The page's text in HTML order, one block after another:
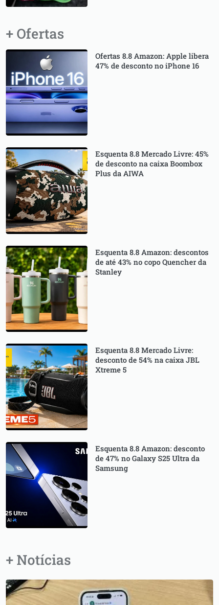
+ Ofertas
Ofertas 8.8 Amazon: Apple libera
47% de desconto no iPhone 16
Esquenta 8.8 Mercado Livre: 45%
de desconto na caixa Boombox
Plus da AIWA
Esquenta 8.8 Amazon: descontos
de até 43% no copo Quencher da
Stanley
Esquenta 8.8 Mercado Livre:
desconto de 54% na caixa JBL
Xtreme 5
Esquenta 8.8 Amazon: desconto
de 47% no Galaxy S25 Ultra da
Samsung
+ Notícias